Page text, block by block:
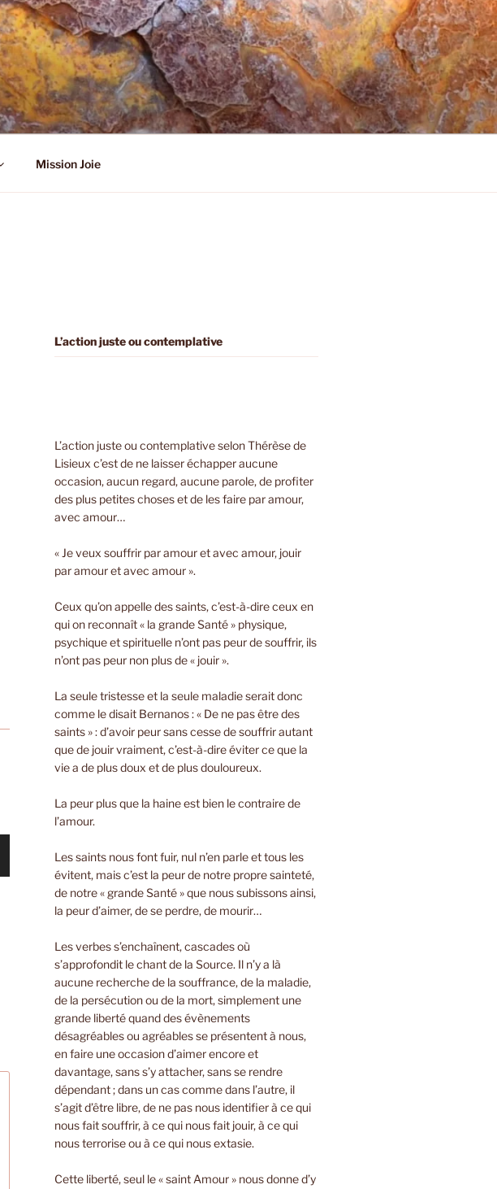
Mission Joie
L’action juste ou contemplative
L’action juste ou contemplative selon Thérèse de
Lisieux c’est de ne laisser échapper aucune
occasion, aucun regard, aucune parole, de profiter
des plus petites choses et de les faire par amour,
avec amour…
« Je veux souffrir par amour et avec amour, jouir
par amour et avec amour ».
Ceux qu’on appelle des saints, c’est-à-dire ceux en
qui on reconnaît « la grande Santé » physique,
psychique et spirituelle n’ont pas peur de souffrir, ils
n’ont pas peur non plus de « jouir ».
La seule tristesse et la seule maladie serait donc
comme le disait Bernanos : « De ne pas être des
saints » : d’avoir peur sans cesse de souffrir autant
que de jouir vraiment, c’est-à-dire éviter ce que la
vie a de plus doux et de plus douloureux.
La peur plus que la haine est bien le contraire de
l’amour.
Les saints nous font fuir, nul n’en parle et tous les
évitent, mais c’est la peur de notre propre sainteté,
de notre « grande Santé » que nous subissons ainsi,
la peur d’aimer, de se perdre, de mourir…
Les verbes s’enchaînent, cascades où
s’approfondit le chant de la Source. Il n’y a là
aucune recherche de la souffrance, de la maladie,
de la persécution ou de la mort, simplement une
grande liberté quand des évènements
désagréables ou agréables se présentent à nous,
en faire une occasion d’aimer encore et
davantage, sans s’y attacher, sans se rendre
dépendant ; dans un cas comme dans l’autre, il
s’agit d’être libre, de ne pas nous identifier à ce qui
nous fait souffrir, à ce qui nous fait jouir, à ce qui
nous terrorise ou à ce qui nous extasie.
Cette liberté, seul le « saint Amour » nous donne d’y